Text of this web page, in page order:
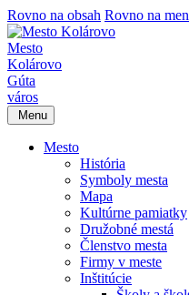
Rovno na obsah Rovno na
Mesto
Kolárovo
Gúta
város
Menu
Mesto
História
Symboly mesta
Mapa
Kultúrne pamiatky
Družobné mestá
Členstvo mesta
Firmy v meste
Inštitúcie